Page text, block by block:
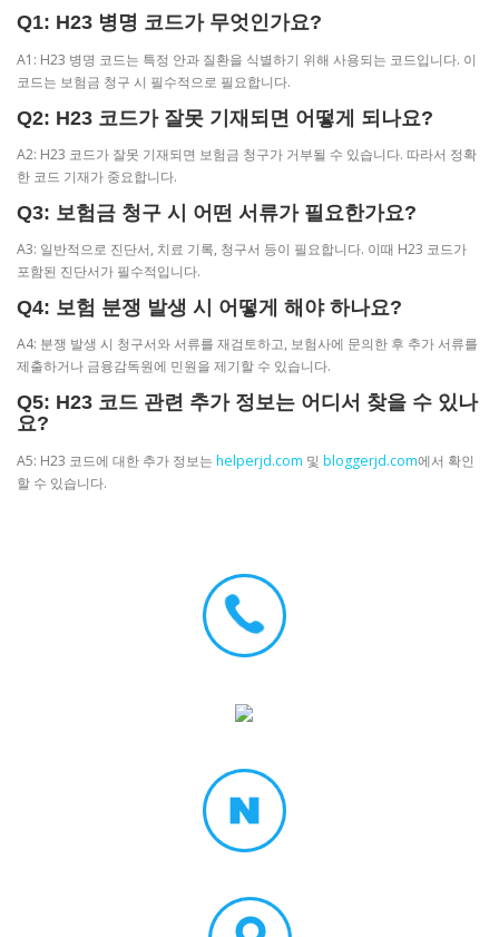
Q1: H23 병명 코드가 무엇인가요?
A1: H23 병명 코드는 특정 안과 질환을 식별하기 위해 사용되는 코드입니다. 이
코드는 보험금 청구 시 필수적으로 필요합니다.
Q2: H23 코드가 잘못 기재되면 어떻게 되나요?
A2: H23 코드가 잘못 기재되면 보험금 청구가 거부될 수 있습니다. 따라서 정확
한 코드 기재가 중요합니다.
Q3: 보험금 청구 시 어떤 서류가 필요한가요?
A3: 일반적으로 진단서, 치료 기록, 청구서 등이 필요합니다. 이때 H23 코드가
포함된 진단서가 필수적입니다.
Q4: 보험 분쟁 발생 시 어떻게 해야 하나요?
A4: 분쟁 발생 시 청구서와 서류를 재검토하고, 보험사에 문의한 후 추가 서류를
제출하거나 금융감독원에 민원을 제기할 수 있습니다.
Q5: H23 코드 관련 추가 정보는 어디서 찾을 수 있나
요?
A5: H23 코드에 대한 추가 정보는 helperjd.com 및 bloggerjd.com에서 확인
할 수 있습니다.